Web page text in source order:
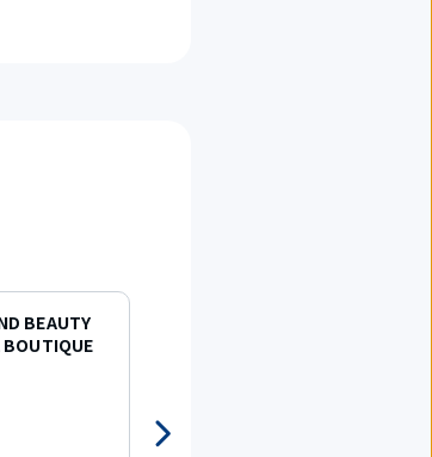
BEAUTY
BOUTIQUE